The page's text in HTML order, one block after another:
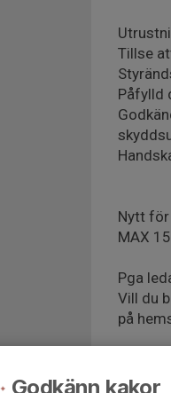
Tillse
Påfylld
Nytt
MAX
Pga
Vill du
på
Vi
Godkänn kakor